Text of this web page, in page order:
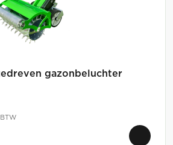
gazonbeluchter